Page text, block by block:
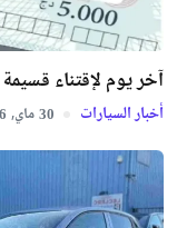
آخر يوم لإقتناء
أخبار السيارات 30 ماي,